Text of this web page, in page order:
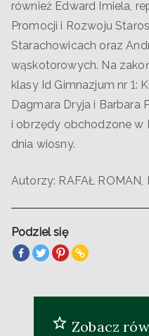
również Edward Imiela,
Promocji i Rozwoju
Starachowicach oraz
wąskotorowych. Na
klasy Id Gimnazjum nr 1:
Dagmara Dryja i Barbara
i obrzędy obchodzone w
dnia wiosny.
Autorzy: RAFAŁ ROMAN,
Podziel się
Zobacz